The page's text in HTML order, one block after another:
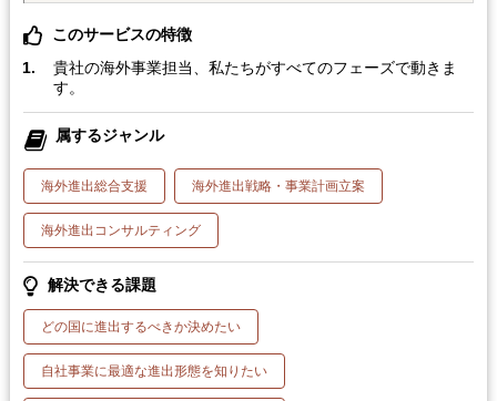
このサービスの特徴
貴社の海外事業担当、私たちがすべてのフェーズで動きま
す。
属するジャンル
海外進出総合支援 海外進出戦略・事業計画立案
海外進出コンサルティング
解決できる課題
どの国に進出するべきか決めたい
自社事業に最適な進出形態を知りたい